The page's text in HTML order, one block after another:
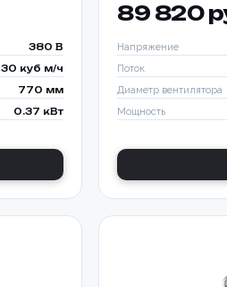
380 В
30 куб м/ч
770 мм
0.37 кВт
89 820
Напряжение
Поток
Диаметр вентилятора
Мощность